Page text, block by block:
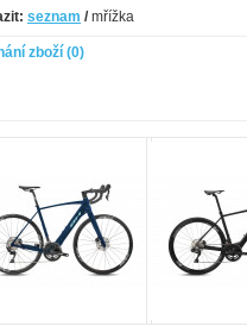
seznam /mřížka
zboží (0)